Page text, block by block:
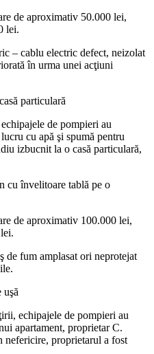
de aproximativ 50.000 lei,
lei.
– cablu electric defect, neizolat
în urma unei acţiuni
particulară
de pompieri au
cu apă şi spumă pentru
izbucnit la o casă particulară,
cu învelitoare tablă pe o
de aproximativ 100.000 lei,
de fum amplasat ori neprotejat
uşă
echipajele de pompieri au
apartament, proprietar C.
nefericire, proprietarul a fost